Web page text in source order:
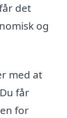
det
og
med at
får
for